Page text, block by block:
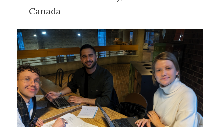
Canada